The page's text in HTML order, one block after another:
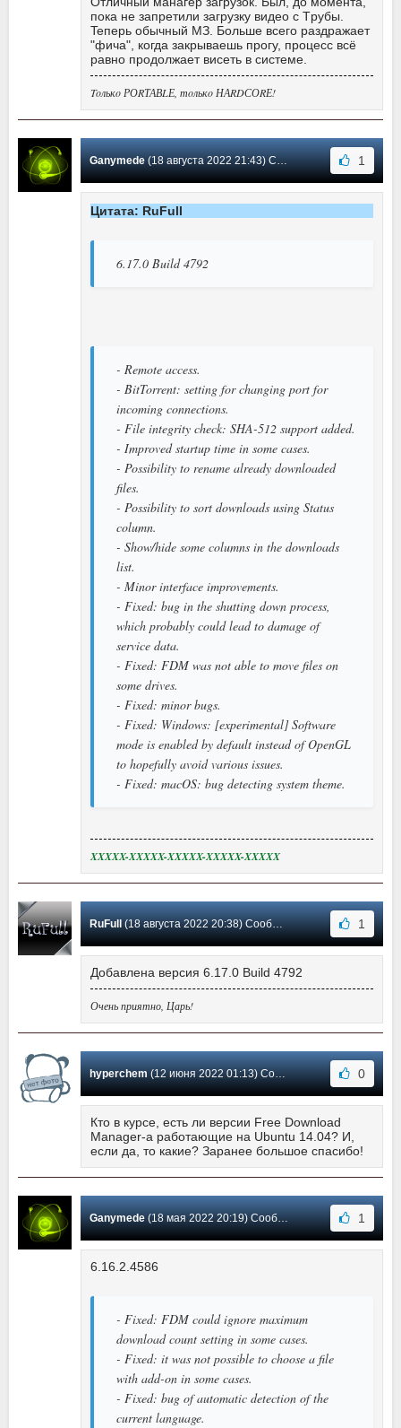
пoкa нe зaпpeтили зaгpyзкy видeo c Tpyбы.
Teпepь oбычный MЗ. Бoльшe вceгo paздpaжaeт
"фичa", кoгдa зaкpывaeшь пpoгy, пpoцecc вcё
paвнo пpoдoлжaeт виceть в cиcтeмe.
Toлькo РОRТАВLЕ, тoлькo НАRDСОRЕ!
Ganymede(18 августа 2022 21:43) Сообщение #562 1
Цитата: RuFull
6.17.0 Build 4792
- Remote access.
- BitTorrent: setting for changing port for
incoming connections.
- File integrity check: SHA-512 support added.
- Improved startup time in some cases.
- Possibility to rename already downloaded
files.
- Possibility to sort downloads using Status
column.
- Show/hide some columns in the downloads
list.
- Minor interface improvements.
- Fixed: bug in the shutting down process,
which probably could lead to damage of
service data.
- Fixed: FDM was not able to move files on
some drives.
- Fixed: minor bugs.
- Fixed: Windows: [experimental] Software
mode is enabled by default instead of OpenGL
to hopefully avoid various issues.
- Fixed: macOS: bug detecting system theme.
XXXXX-XXXXX-XXXXX-XXXXX-XXXXX
RuFull (18 августа 2022 20:38) Сообщение #561 1
Добавлена версия 6.17.0 Build 4792
Очень приятно, Царь!
hyperchem(12 июня 2022 01:13) Сообщение #560 0
Кто в курсе, есть ли версии Free Download
Manager-а работающие на Ubuntu 14.04? И,
если да, то какие? Заранее большое спасибо!
Ganymede(18 мая 2022 20:19) Сообщение #559 1
6.16.2.4586
- Fixed: FDM could ignore maximum
download count setting in some cases.
- Fixed: it was not possible to choose a file
with add-on in some cases.
- Fixed: bug of automatic detection of the
current language.